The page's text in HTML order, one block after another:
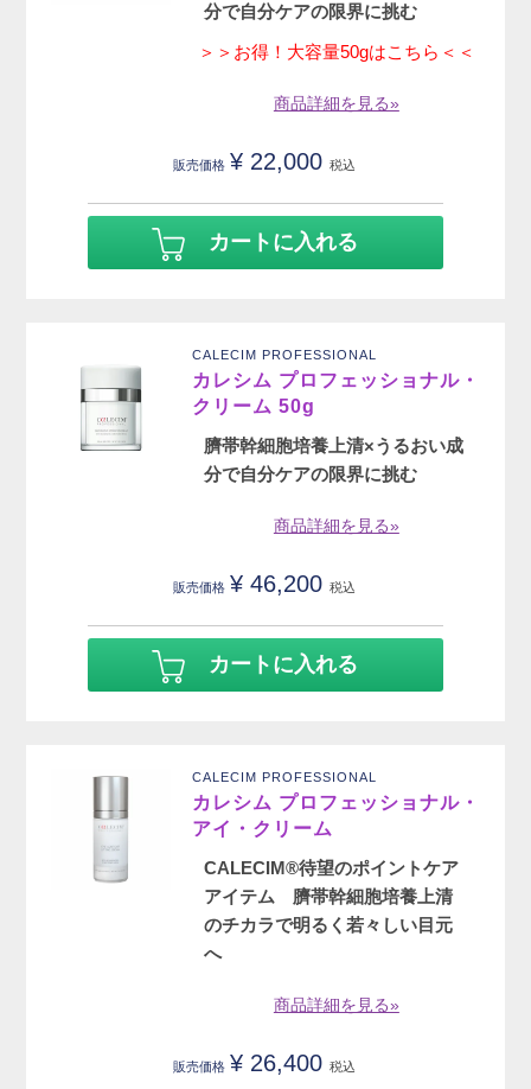
分で自分ケアの限界に挑む
＞＞お得！大容量50gはこちら＜＜
商品詳細を見る»
販売価格 ¥ 22,000 税込
カートに入れる
CALECIM PROFESSIONAL
カレシム プロフェッショナル・
クリーム 50g
臍帯幹細胞培養上清×うるおい成
分で自分ケアの限界に挑む
商品詳細を見る»
販売価格 ¥ 46,200 税込
カートに入れる
CALECIM PROFESSIONAL
カレシム プロフェッショナル・
アイ・クリーム
CALECIM®待望のポイントケア
アイテム 臍帯幹細胞培養上清
のチカラで明るく若々しい目元
へ
商品詳細を見る»
販売価格 ¥ 26,400 税込